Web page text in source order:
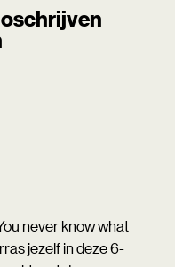
never know what
jezelf in deze 6-